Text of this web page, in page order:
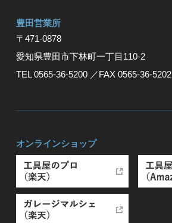
豊⽥営業所
〒471-0878
愛知県豊⽥市下林町⼀丁⽬110-2
TEL 0565-36-5200 ／FAX 0565-36-5202
オンラインショップ